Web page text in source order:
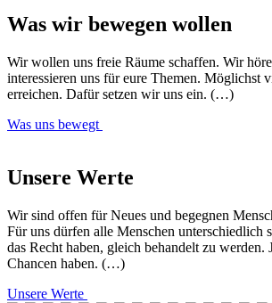
Was wir bewegen wollen
Wir wollen uns freie Räume schaffen. Wir
interessieren uns für eure Themen. Möglichst
erreichen. Dafür setzen wir uns ein. (…)
Was uns bewegt
Unsere Werte
Wir sind offen für Neues und begegnen
Für uns dürfen alle Menschen unterschiedlich
das Recht haben, gleich behandelt zu werden.
Chancen haben. (…)
Unsere Werte